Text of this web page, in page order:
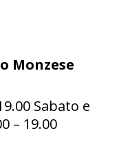
Monzese
Sabato e
– 19.00